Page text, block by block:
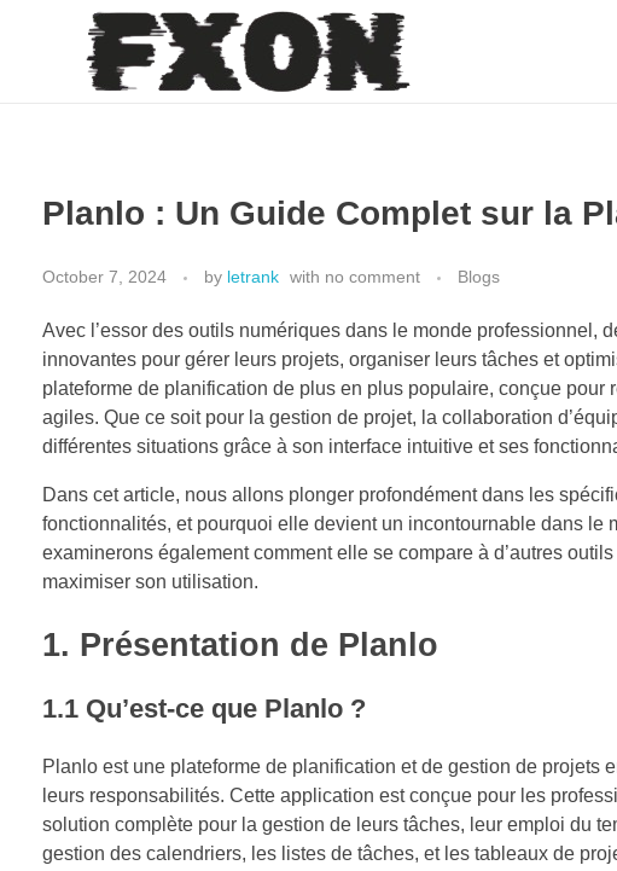
fxon
Planlo : Un Guide Complet sur la
October 7, 2024 by letrank with no comment Blogs
Avec l’essor des outils numériques dans le monde professionnel,
innovantes pour gérer leurs projets, organiser leurs tâches et
plateforme de planification de plus en plus populaire, conçue
agiles. Que ce soit pour la gestion de projet, la collaboration
différentes situations grâce à son interface intuitive et ses
Dans cet article, nous allons plonger profondément dans les
fonctionnalités, et pourquoi elle devient un incontournable dans
examinerons également comment elle se compare à d’autres
maximiser son utilisation.
1. Présentation de Planlo
1.1 Qu’est-ce que Planlo ?
Planlo est une plateforme de planification et de gestion de
leurs responsabilités. Cette application est conçue pour les
solution complète pour la gestion de leurs tâches, leur emploi du
gestion des calendriers, les listes de tâches, et les tableaux de